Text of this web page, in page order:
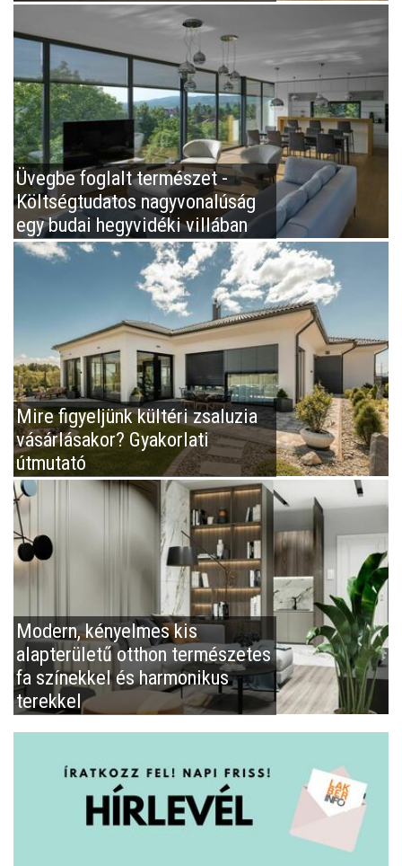
Üvegbe foglalt természet -
Költségtudatos nagyvonalúság
egy budai hegyvidéki villában
Mire figyeljünk kültéri zsaluzia
vásárlásakor? Gyakorlati
útmutató
Modern, kényelmes kis
alapterületű otthon természetes
fa színekkel és harmonikus
terekkel